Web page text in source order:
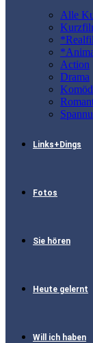
Alle
Action
Drama
Links+Dings
Fotos
Sie hören
Heute gelernt
Will ich haben